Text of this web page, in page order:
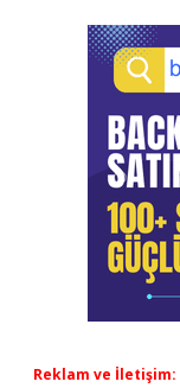
Reklam ve İletişim: